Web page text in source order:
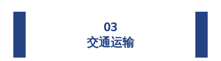
03
交通运输